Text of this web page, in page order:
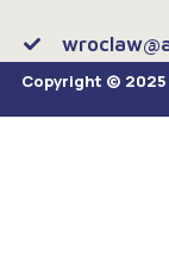
Copyright © 2025